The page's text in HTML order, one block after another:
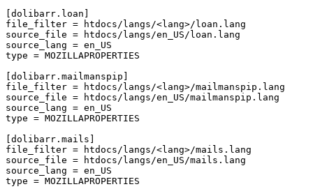
[dolibarr.loan]
file_filter =
htdocs/langs/<lang>/loan.lang
source_file =
htdocs/langs/en_US/loan.lang
source_lang = en_US
type = MOZILLAPROPERTIES
[dolibarr.mailmanspip]
file_filter =
htdocs/langs/<lang>/mailmanspip.lang
source_file =
htdocs/langs/en_US/mailmanspip.lang
source_lang = en_US
type = MOZILLAPROPERTIES
[dolibarr.mails]
file_filter =
htdocs/langs/<lang>/mails.lang
source_file =
htdocs/langs/en_US/mails.lang
source_lang = en_US
type = MOZILLAPROPERTIES